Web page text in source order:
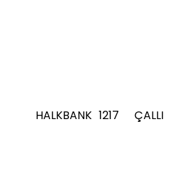
HALKBANK 1217 ÇALLI